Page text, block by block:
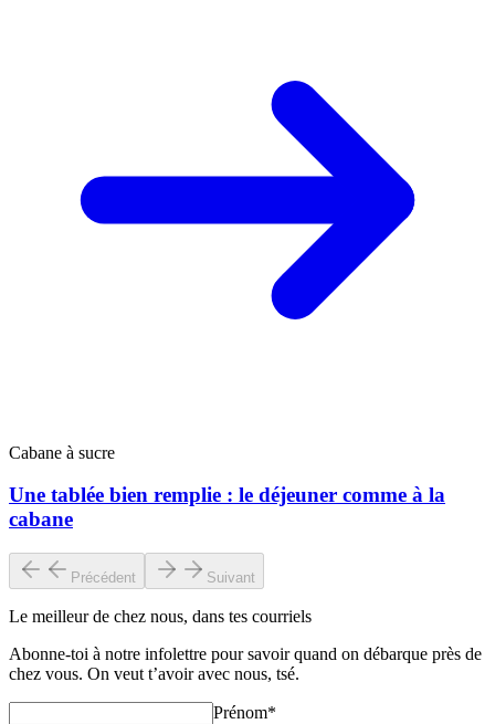
Cabane à sucre
Une tablée bien remplie : le déjeuner comme à la
cabane
Précédent Suivant
Le meilleur de chez nous, dans tes courriels
Abonne‑toi à notre infolettre pour savoir quand on débarque près de
chez vous. On veut t’avoir avec nous, tsé.
Prénom*